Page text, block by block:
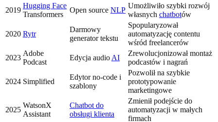
2019
Hugging Face
Transformers
Open source NLP
Umożliwiło szybki rozwój
własnych chatbotów
2020 Rytr
Darmowy
generator tekstu
Spopularyzował
automatyzację contentu
wśród freelancerów
2023
Adobe
Podcast
Edycja audio AI
Zrewolucjonizował montaż
podcastów i nagrań
2024 Simplified
Edytor no-code i
szablony
Pozwolił na szybkie
prototypowanie
marketingowe
2025
WatsonX
Assistant
Chatbot do
obsługi klienta
Zmienił podejście do
automatyzacji w małych
firmach